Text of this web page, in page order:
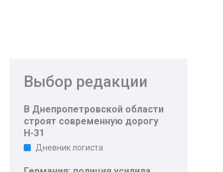
Выбор редакции
В Днепропетровской области
строят современную дорогу
Н-31
Дневник логиста